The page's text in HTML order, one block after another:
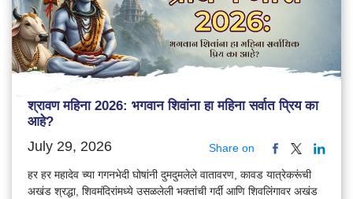
श्रावण महिना 2026: भगवान शिवांना हा महिना सर्वात प्रिय का
आहे?
July 29, 2026 Share on
हर हर महादेव च्या गगनभेदी घोषांनी दुमदुमलेले वातावरण, कावड यात्रेकरूंची
अखंड श्रद्धा, शिवमंदिरांमध्ये उसळलेली भक्तांची गर्दी आणि शिवलिंगावर अखंड